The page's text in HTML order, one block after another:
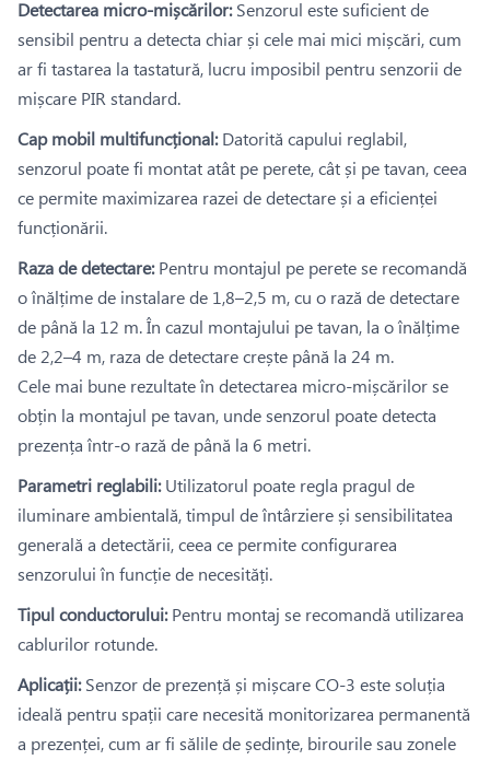
Detectarea micro-mișcărilor:Senzorul este suficient de
sensibil pentru a detecta chiar și cele mai mici mișcări, cum
ar fi tastarea la tastatură, lucru imposibil pentru senzorii de
mișcare PIR standard.
Cap mobil multifuncțional:Datorită capului reglabil,
senzorul poate fi montat atât pe perete, cât și pe tavan, ceea
ce permite maximizarea razei de detectare și a eficienței
funcționării.
Raza de detectare:Pentru montajul pe perete se recomandă
o înălțime de instalare de 1,8–2,5 m, cu o rază de detectare
de până la 12 m. În cazul montajului pe tavan, la o înălțime
de 2,2–4 m, raza de detectare crește până la 24 m.
Cele mai bune rezultate în detectarea micro-mișcărilor se
obțin la montajul pe tavan, unde senzorul poate detecta
prezența într-o rază de până la 6 metri.
Parametri reglabili:Utilizatorul poate regla pragul de
iluminare ambientală, timpul de întârziere și sensibilitatea
generală a detectării, ceea ce permite configurarea
senzorului în funcție de necesități.
Tipul conductorului:Pentru montaj se recomandă utilizarea
cablurilor rotunde.
Aplicații:Senzor de prezență și mișcare CO-3 este soluția
ideală pentru spații care necesită monitorizarea permanentă
a prezenței, cum ar fi sălile de ședințe, birourile sau zonele